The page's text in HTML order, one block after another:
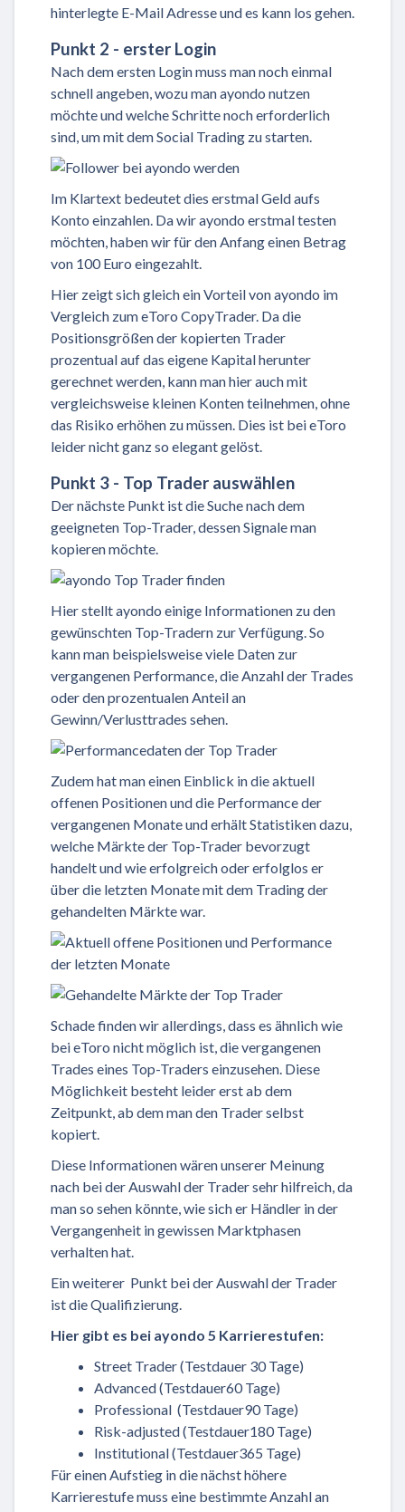
hinterlegte E-Mail Adresse und es kann los gehen.
Punkt 2 - erster Login
Nach dem ersten Login muss man noch einmal
schnell angeben, wozu man ayondo nutzen
möchte und welche Schritte noch erforderlich
sind, um mit dem Social Trading zu starten.
Im Klartext bedeutet dies erstmal Geld aufs
Konto einzahlen. Da wir ayondo erstmal testen
möchten, haben wir für den Anfang einen Betrag
von 100 Euro eingezahlt.
Hier zeigt sich gleich ein Vorteil von ayondo im
Vergleich zum eToro CopyTrader. Da die
Positionsgrößen der kopierten Trader
prozentual auf das eigene Kapital herunter
gerechnet werden, kann man hier auch mit
vergleichsweise kleinen Konten teilnehmen, ohne
das Risiko erhöhen zu müssen. Dies ist bei eToro
leider nicht ganz so elegant gelöst.
Punkt 3 - Top Trader auswählen
Der nächste Punkt ist die Suche nach dem
geeigneten Top-Trader, dessen Signale man
kopieren möchte.
Hier stellt ayondo einige Informationen zu den
gewünschten Top-Tradern zur Verfügung. So
kann man beispielsweise viele Daten zur
vergangenen Performance, die Anzahl der Trades
oder den prozentualen Anteil an
Gewinn/Verlusttrades sehen.
Zudem hat man einen Einblick in die aktuell
offenen Positionen und die Performance der
vergangenen Monate und erhält Statistiken dazu,
welche Märkte der Top-Trader bevorzugt
handelt und wie erfolgreich oder erfolglos er
über die letzten Monate mit dem Trading der
gehandelten Märkte war.
Schade finden wir allerdings, dass es ähnlich wie
bei eToro nicht möglich ist, die vergangenen
Trades eines Top-Traders einzusehen. Diese
Möglichkeit besteht leider erst ab dem
Zeitpunkt, ab dem man den Trader selbst
kopiert.
Diese Informationen wären unserer Meinung
nach bei der Auswahl der Trader sehr hilfreich, da
man so sehen könnte, wie sich er Händler in der
Vergangenheit in gewissen Marktphasen
verhalten hat.
Ein weiterer Punkt bei der Auswahl der Trader
ist die Qualifizierung.
Hier gibt es bei ayondo 5 Karrierestufen:
Street Trader (Testdauer 30 Tage)
Advanced (Testdauer60 Tage)
Professional (Testdauer90 Tage)
Risk-adjusted (Testdauer180 Tage)
Institutional (Testdauer365 Tage)
Für einen Aufstieg in die nächst höhere
Karrierestufe muss eine bestimmte Anzahl an